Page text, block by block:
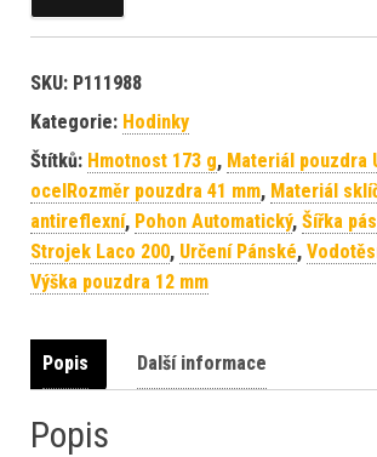
SKU: P111988
Kategorie: Hodinky
Štítků: Hmotnost 173 g, Materiál pouzdra
ocelRozměr pouzdra 41 mm, Materiál
antireflexní, Pohon Automatický, Šířka
Strojek Laco 200, Určení Pánské,
Výška pouzdra 12 mm
Popis Další informace
Popis